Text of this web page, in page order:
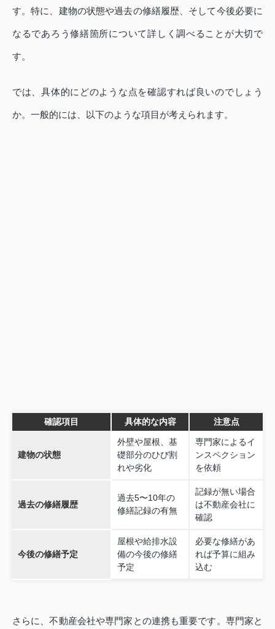
す。特に、建物の状態や過去の修繕履歴、そして今後必要に
なるであろう修繕箇所について詳しく調べることが大切で
す。
では、具体的にどのような点を確認すれば良いのでしょう
か。一般的には、以下のような項目が考えられます。
確認項目 具体的な内容 注意点
建物の状態
外壁や屋根、基
礎部分のひび割
れや劣化
専門家によるイ
ンスペクション
を依頼
過去の修繕履歴
過去5〜10年の
修繕記録の有無
記録が無い場合
は不動産会社に
確認
今後の修繕予定
屋根や給排水設
備の今後の修繕
予定
必要な修繕があ
れば予算に組み
込む
さらに、不動産会社や専門家との連携も重要です。専門家と